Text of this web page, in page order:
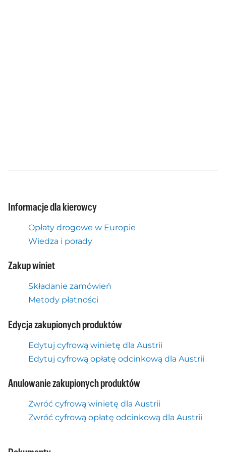
Informacje dla kierowcy
Opłaty drogowe w Europie
Wiedza i porady
Zakup winiet
Składanie zamówień
Metody płatności
Edycja zakupionych produktów
Edytuj cyfrową winietę dla Austrii
Edytuj cyfrową opłatę odcinkową dla Austrii
Anulowanie zakupionych produktów
Zwróć cyfrową winietę dla Austrii
Zwróć cyfrową opłatę odcinkową dla Austrii